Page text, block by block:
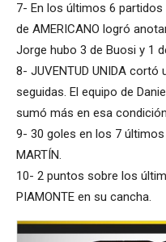
7- En los últimos 6 partidos
de AMERICANO logró
Jorge hubo 3 de Buosi y 1
8- JUVENTUD UNIDA cortó
seguidas. El equipo de
sumó más en esa
9- 30 goles en los 7 últimos
MARTÍN.
10- 2 puntos sobre los
PIAMONTE en su cancha.